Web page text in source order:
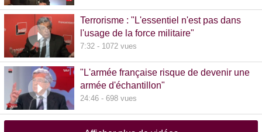
Terrorisme : "L'essentiel n'est pas dans
l'usage de la force militaire"
7:32 - 1072 vues
"L'armée française risque de devenir une
armée d'échantillon"
24:46 - 698 vues